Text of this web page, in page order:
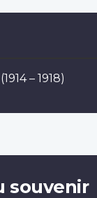
(1914 – 1918)
souvenir